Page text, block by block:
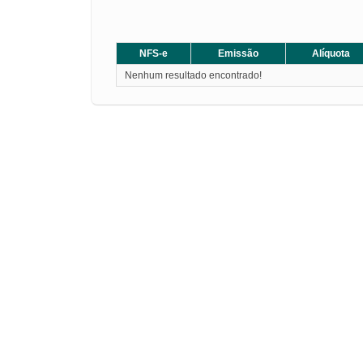
NFS-e Emissão Alíquota
Nenhum resultado encontrado!